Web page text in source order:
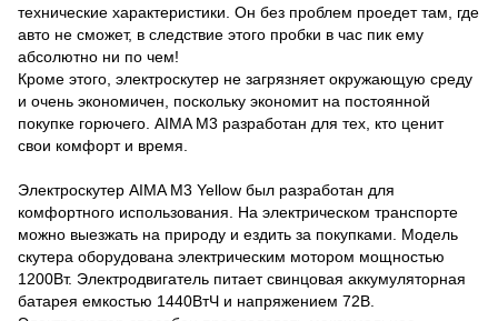
технические характеристики. Он без проблем проедет там, где
авто не сможет, в следствие этого пробки в час пик ему
абсолютно ни по чем!
Кроме этого, электроскутер не загрязняет окружающую среду
и очень экономичен, поскольку экономит на постоянной
покупке горючего. AIMA M3 разработан для тех, кто ценит
свои комфорт и время.
Электроскутер AIMA M3 Yellow был разработан для
комфортного использования. На электрическом транспорте
можно выезжать на природу и ездить за покупками. Модель
скутера оборудована электрическим мотором мощностью
1200Вт. Электродвигатель питает свинцовая аккумуляторная
батарея емкостью 1440ВтЧ и напряжением 72В.